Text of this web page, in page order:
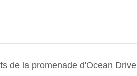
de la promenade d'Ocean Drive